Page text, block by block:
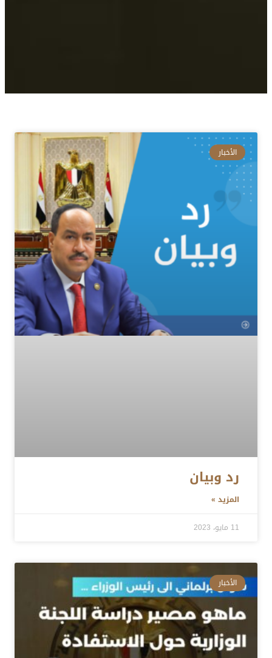
الأخبار
رد وبيان
المزيد »
11 مايو، 2023
الأخبار